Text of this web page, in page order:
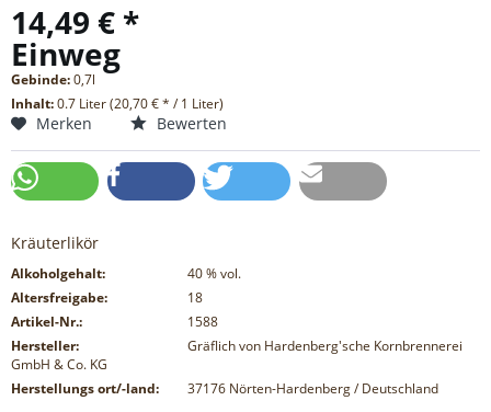
14,49 € *
Einweg
Gebinde:0,7l
Inhalt:0.7 Liter (20,70 € * / 1 Liter)
Merken Bewerten
Kräuterlikör
Alkoholgehalt: 40% vol.
Altersfreigabe:
18
Artikel-Nr.:
1588
Hersteller:
Gräflich von Hardenberg'sche Kornbrennerei
GmbH & Co. KG
Herstellungs ort/-land:
37176 Nörten-Hardenberg / Deutschland